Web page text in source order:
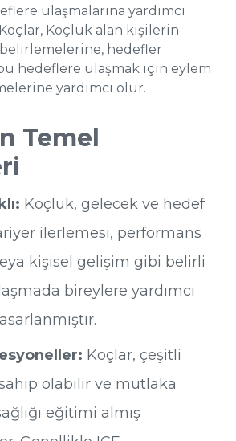
ulaşmalarına yardımcı
Koçluk alan kişilerin
hedefler
hedeflere ulaşmak için eylem
yardımcı olur.
Temel
Koçluk, gelecek ve hedef
ilerlemesi, performans
kişisel gelişim gibi belirli
bireylere yardımcı
Koçlar, çeşitli
olabilir ve mutlaka
eğitimi almış